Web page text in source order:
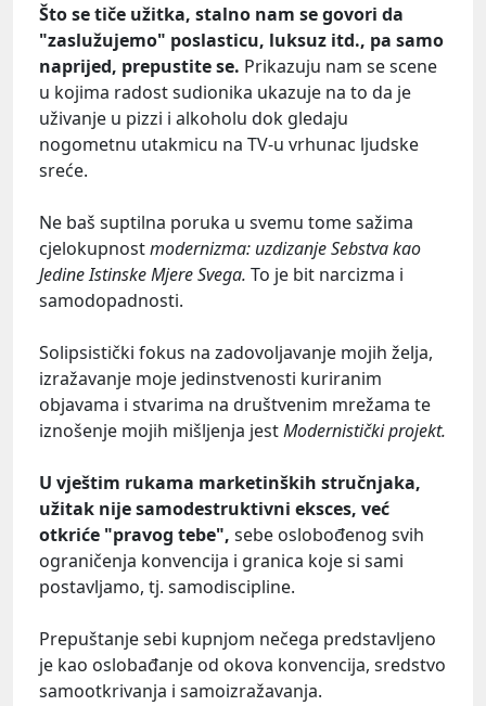
Što se tiče užitka, stalno nam se govori da
"zaslužujemo" poslasticu, luksuz itd., pa samo
naprijed, prepustite se. Prikazuju nam se scene
u kojima radost sudionika ukazuje na to da je
uživanje u pizzi i alkoholu dok gledaju
nogometnu utakmicu na TV-u vrhunac ljudske
sreće.
Ne baš suptilna poruka u svemu tome sažima
cjelokupnostmodernizma: uzdizanje Sebstva kao
Jedine Istinske Mjere Svega. To je bit narcizma i
samodopadnosti.
Solipsistički fokus na zadovoljavanje mojih želja,
izražavanje moje jedinstvenosti kuriranim
objavama i stvarima na društvenim mrežama te
iznošenje mojih mišljenja jestModernistički projekt.
U vještim rukama marketinških stručnjaka,
užitak nije samodestruktivni eksces, već
otkriće "pravog tebe", sebe oslobođenog svih
ograničenja konvencija i granica koje si sami
postavljamo, tj. samodiscipline.
Prepuštanje sebi kupnjom nečega predstavljeno
je kao oslobađanje od okova konvencija, sredstvo
samootkrivanja i samoizražavanja.